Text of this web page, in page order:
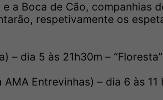
e a Boca de Cão, companhias
respetivamente os
– dia 5 às 21h30m – “Floresta”
Entrevinhas) – dia 6 às 11